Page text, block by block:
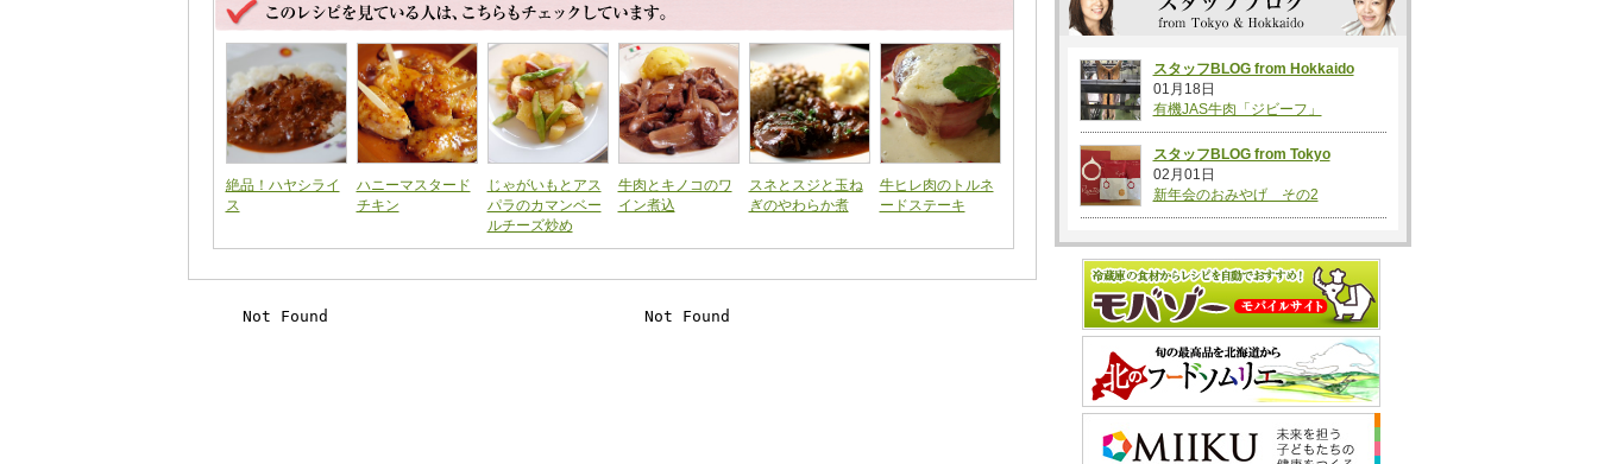
絶品！ハヤシライ
ス
ハニーマスタード
チキン
じゃがいもとアス
パラのカマンベー
ルチーズ炒め
牛肉とキノコのワ
イン煮込
スネとスジと玉ね
ぎのやわらか煮
牛ヒレ肉のトルネ
ードステーキ
スタッフBLOG from Hokkaido
01月18日
有機JAS牛肉「ジビーフ」
スタッフBLOG from Tokyo
02月01日
新年会のおみやげ その2